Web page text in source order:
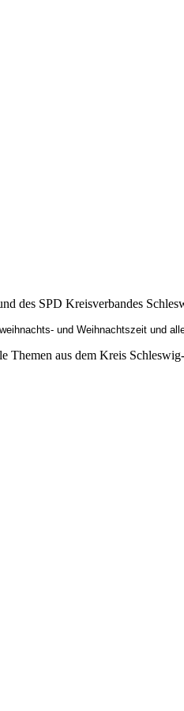
SPD Kreisverbandes
und Weihnachtszeit und
aus dem Kreis